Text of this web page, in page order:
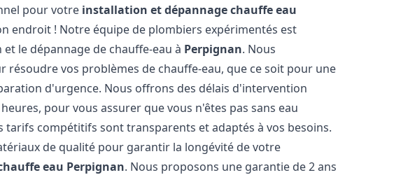
pour votre installation et dépannage chauffe eau
endroit ! Notre équipe de plombiers expérimentés est
le dépannage de chauffe-eau à Perpignan. Nous
résoudre vos problèmes de chauffe-eau, que ce soit pour une
d'urgence. Nous offrons des délais d'intervention
pour vous assurer que vous n'êtes pas sans eau
tarifs compétitifs sont transparents et adaptés à vos besoins.
de qualité pour garantir la longévité de votre
eau Perpignan. Nous proposons une garantie de 2 ans